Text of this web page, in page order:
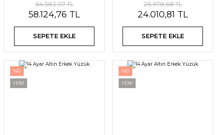
64.583,07 TL
58.124,76 TL
SEPETE EKLE
26.678,68 TL
24.010,81 TL
SEPETE EKLE
%10
YENİ
%10
YENİ